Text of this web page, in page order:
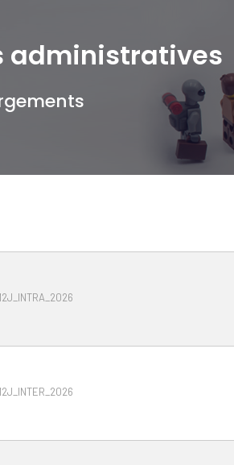
administratives